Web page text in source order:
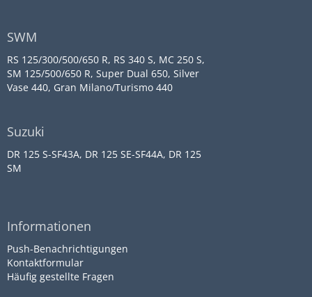
SWM
RS 125/300/500/650 R, RS 340 S, MC 250 S,
SM 125/500/650 R, Super Dual 650, Silver
Vase 440, Gran Milano/Turismo 440
Suzuki
DR 125 S-SF43A, DR 125 SE-SF44A, DR 125
SM
Informationen
Push-Benachrichtigungen
Kontaktformular
Häufig gestellte Fragen